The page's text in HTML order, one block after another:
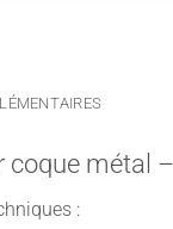
coque métal
: